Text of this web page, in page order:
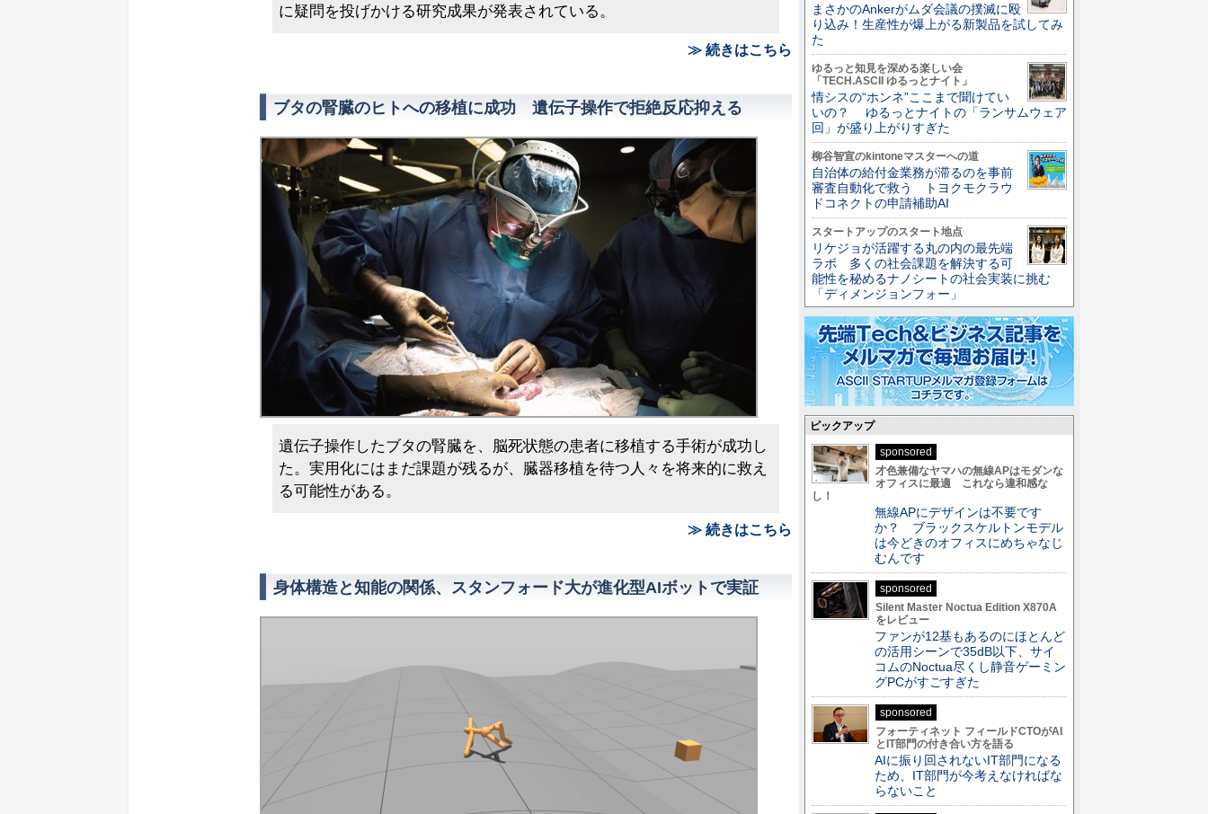
に疑問を投げかける研究成果が発表されている。
≫ 続きはこちら
ブタの腎臓のヒトへの移植に成功 遺伝子操作で拒絶反応抑える
遺伝子操作したブタの腎臓を、脳死状態の患者に移植する手術が成功し
た。実用化にはまだ課題が残るが、臓器移植を待つ人々を将来的に救え
る可能性がある。
≫ 続きはこちら
身体構造と知能の関係、スタンフォード大が進化型AIボットで実証
まさかのAnkerがムダ会議の撲滅に殴
り込み！生産性が爆上がる新製品を試してみ
た
ゆるっと知見を深める楽しい会
「TECH.ASCII ゆるっとナイト」
情シスの“ホンネ”ここまで聞けてい
いの？ ゆるっとナイトの「ランサムウェア
回」が盛り上がりすぎた
柳谷智宣のkintoneマスターへの道
自治体の給付金業務が滞るのを事前
審査自動化で救う トヨクモクラウ
ドコネクトの申請補助AI
スタートアップのスタート地点
リケジョが活躍する丸の内の最先端
ラボ 多くの社会課題を解決する可
能性を秘めるナノシートの社会実装に挑む
「ディメンジョンフォー」
ピックアップ
sponsored
才色兼備なヤマハの無線APはモダンな
オフィスに最適 これなら違和感な
し！
無線APにデザインは不要です
か？ ブラックスケルトンモデル
は今どきのオフィスにめちゃなじ
むんです
sponsored
Silent Master Noctua Edition X870A
をレビュー
ファンが12基もあるのにほとんど
の活用シーンで35dB以下、サイ
コムのNoctua尽くし静音ゲーミン
グPCがすごすぎた
sponsored
フォーティネット フィールドCTOがAI
とIT部門の付き合い方を語る
AIに振り回されないIT部門になる
ため、IT部門が今考えなければな
らないこと